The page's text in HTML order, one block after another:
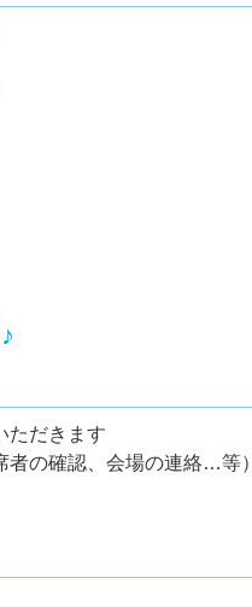
ただきます
の確認、会場の連絡…等）